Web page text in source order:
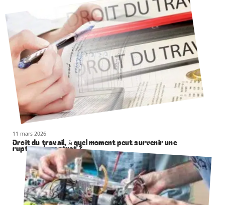
11 mars 2026
Droit du travail, à quel moment peut survenir une
rupture de contrat ?